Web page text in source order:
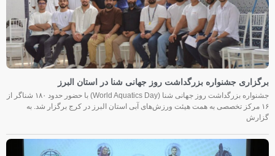
برگزاری جشنواره بزرگداشت روز جهانی شنا در استان البرز
جشنواره بزرگداشت روز جهانی شنا (World Aquatics Day) با حضور حدود ۱۸۰ شناگر از
۱۶ مرکز تخصصی به همت هیئت ورزش‌های آبی استان البرز در کرج برگزار شد. به
گزارش